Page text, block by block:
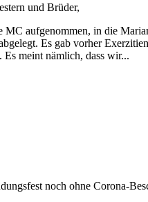
und Brüder,
aufgenommen, in die
Es gab vorher
Es meint nämlich, dass wir...
noch ohne Corona-